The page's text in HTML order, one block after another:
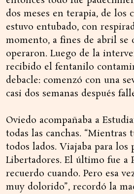
dos meses en terapia, de los
estuvo entubado, con
momento, a fines de abril se
operaron. Luego de la
recibido el fentanilo
debacle: comenzó con una
casi dos semanas después
Oviedo acompañaba a
todas las canchas. “Mientras
todos lados. Viajaba para los
Libertadores. El último fue a
recuerdo cuando. Pero esa
muy dolorido”, recordó la